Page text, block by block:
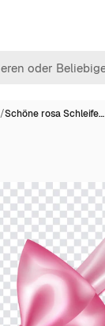
/Schöne rosa Schleife…